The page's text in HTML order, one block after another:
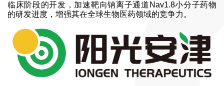
临床阶段的开发，加速靶向钠离子通道Nav1.8小分子药物
的研发进度，增强其在全球生物医药领域的竞争力。